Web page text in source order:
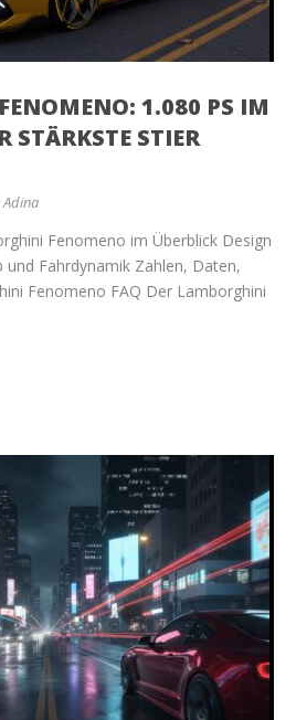
1.080 PS IM
STÄRKSTE STIER
Adina
Fenomeno im Überblick Design
und Fahrdynamik Zahlen, Daten,
Fenomeno FAQ Der Lamborghini